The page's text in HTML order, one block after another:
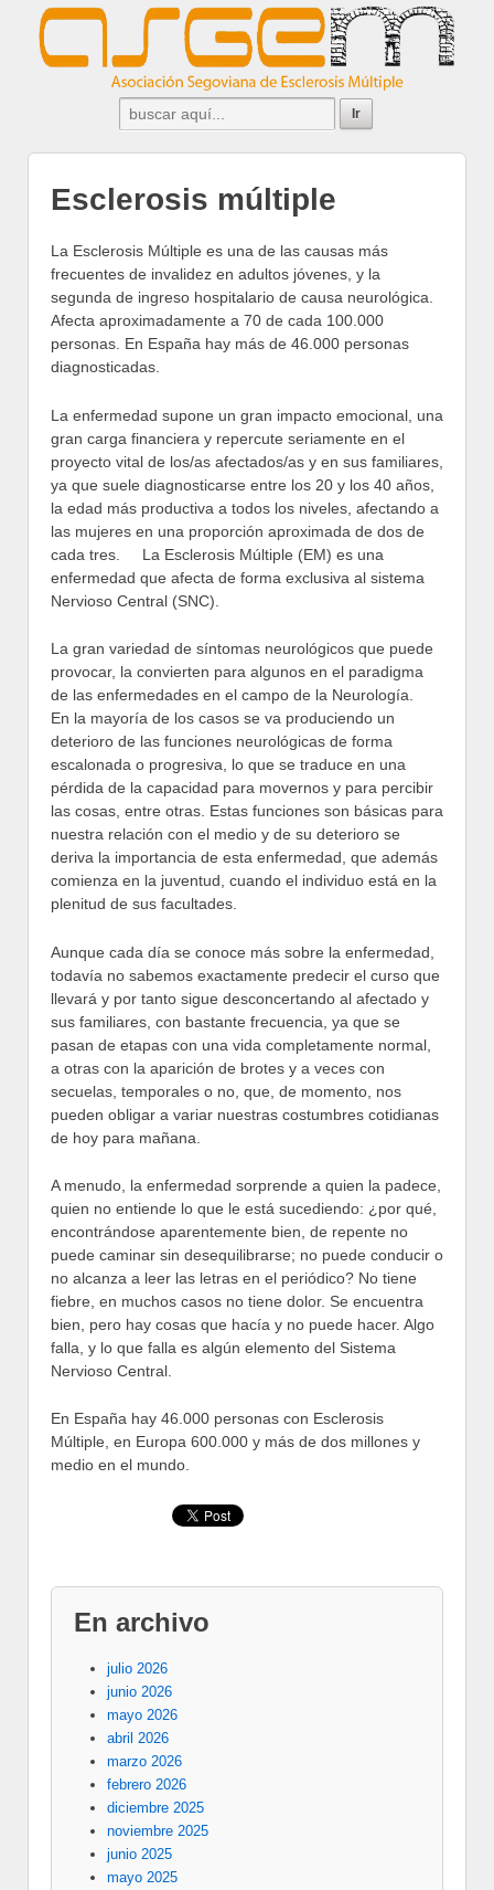
Esclerosis múltiple
La Esclerosis Múltiple es una de las causas más
frecuentes de invalidez en adultos jóvenes, y la
segunda de ingreso hospitalario de causa neurológica.
Afecta aproximadamente a 70 de cada 100.000
personas. En España hay más de 46.000 personas
diagnosticadas.
La enfermedad supone un gran impacto emocional, una
gran carga financiera y repercute seriamente en el
proyecto vital de los/as afectados/as y en sus familiares,
ya que suele diagnosticarse entre los 20 y los 40 años,
la edad más productiva a todos los niveles, afectando a
las mujeres en una proporción aproximada de dos de
cada tres. La Esclerosis Múltiple (EM) es una
enfermedad que afecta de forma exclusiva al sistema
Nervioso Central (SNC).
La gran variedad de síntomas neurológicos que puede
provocar, la convierten para algunos en el paradigma
de las enfermedades en el campo de la Neurología.
En la mayoría de los casos se va produciendo un
deterioro de las funciones neurológicas de forma
escalonada o progresiva, lo que se traduce en una
pérdida de la capacidad para movernos y para percibir
las cosas, entre otras. Estas funciones son básicas para
nuestra relación con el medio y de su deterioro se
deriva la importancia de esta enfermedad, que además
comienza en la juventud, cuando el individuo está en la
plenitud de sus facultades.
Aunque cada día se conoce más sobre la enfermedad,
todavía no sabemos exactamente predecir el curso que
llevará y por tanto sigue desconcertando al afectado y
sus familiares, con bastante frecuencia, ya que se
pasan de etapas con una vida completamente normal,
a otras con la aparición de brotes y a veces con
secuelas, temporales o no, que, de momento, nos
pueden obligar a variar nuestras costumbres cotidianas
de hoy para mañana.
A menudo, la enfermedad sorprende a quien la padece,
quien no entiende lo que le está sucediendo: ¿por qué,
encontrándose aparentemente bien, de repente no
puede caminar sin desequilibrarse; no puede conducir o
no alcanza a leer las letras en el periódico? No tiene
fiebre, en muchos casos no tiene dolor. Se encuentra
bien, pero hay cosas que hacía y no puede hacer. Algo
falla, y lo que falla es algún elemento del Sistema
Nervioso Central.
En España hay 46.000 personas con Esclerosis
Múltiple, en Europa 600.000 y más de dos millones y
medio en el mundo.
En archivo
julio 2026
junio 2026
mayo 2026
abril 2026
marzo 2026
febrero 2026
diciembre 2025
noviembre 2025
junio 2025
mayo 2025